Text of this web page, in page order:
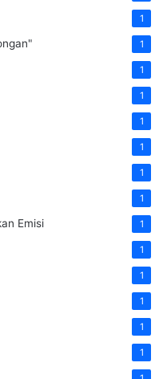
1
1
1
1
1
1
1
1
Emisi 1
1
1
1
1
1